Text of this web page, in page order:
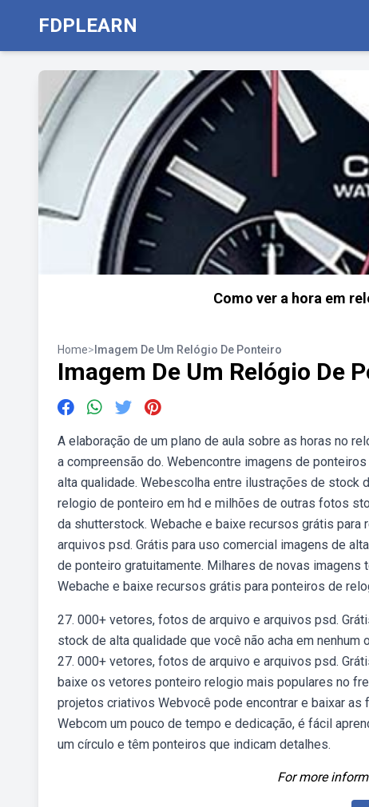
FDPLEARN
Como ver a hora em
Home> Imagem De Um Relógio De Ponteiro
Imagem De Um Relógio De
A elaboração de um plano de aula sobre as horas no
a compreensão do. Webencontre imagens de
alta qualidade. Webescolha entre ilustrações de
relogio de ponteiro em hd e milhões de outras fotos
da shutterstock. Webache e baixe recursos grátis
arquivos psd. Grátis para uso comercial imagens de
de ponteiro gratuitamente. Milhares de novas
Webache e baixe recursos grátis para ponteiros de
27. 000+ vetores, fotos de arquivo e arquivos psd.
stock de alta qualidade que você não acha em
27. 000+ vetores, fotos de arquivo e arquivos psd.
baixe os vetores ponteiro relogio mais populares no
projetos criativos Webvocê pode encontrar e baixar
Webcom um pouco de tempo e dedicação, é fácil
um círculo e têm ponteiros que indicam detalhes.
For more